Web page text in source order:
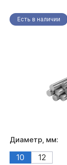
Есть в наличии
Диаметр, мм:
10 12